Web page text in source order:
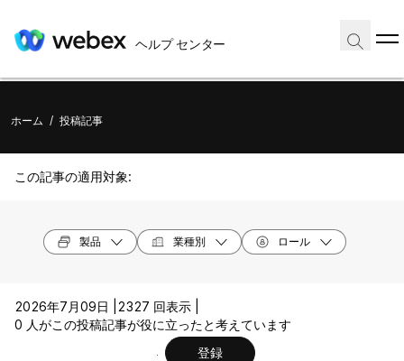
ヘルプ センター
ホーム / 投稿記事
この記事の適用対象:
製品 業種別 ロール
2026年7月09日 |
2327 回表示 |
0 人がこの投稿記事が役に立ったと考えています
登録